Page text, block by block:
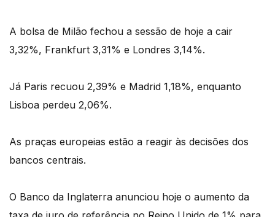
A bolsa de Milão fechou a sessão de hoje a cair
3,32%, Frankfurt 3,31% e Londres 3,14%.
Já Paris recuou 2,39% e Madrid 1,18%, enquanto
Lisboa perdeu 2,06%.
As praças europeias estão a reagir às decisões dos
bancos centrais.
O Banco da Inglaterra anunciou hoje o aumento da